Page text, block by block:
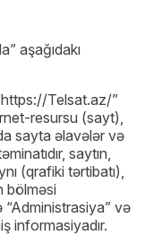
aşağıdakı
Telsat.az/”
resursu (sayt),
sayta əlavələr və
saytın,
(qrafiki tərtibatı),
bölməsi
“Administrasiya” və
informasiyadır.